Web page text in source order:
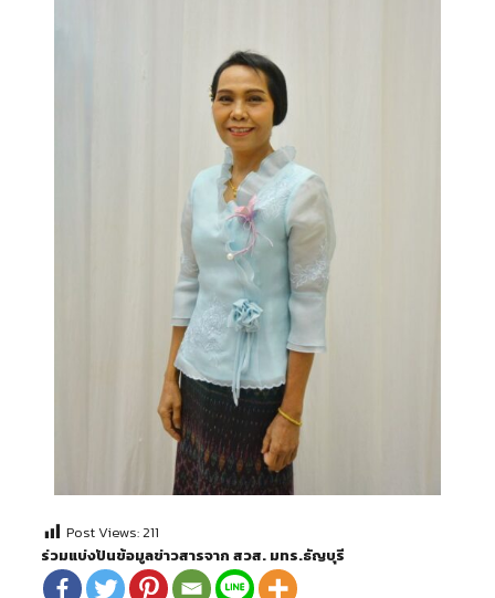
Post Views:211
ร่วมแบ่งปันข้อมูลข่าวสารจาก สวส. มทร.ธัญบุรี